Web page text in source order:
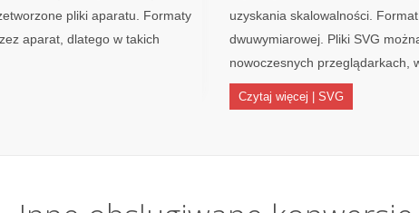
pliki aparatu. Formaty
aparat, dlatego w takich
uzyskania skalowalności.
dwuwymiarowej. Pliki SVG
nowoczesnych przeglądarkach,
Czytaj więcej | SVG